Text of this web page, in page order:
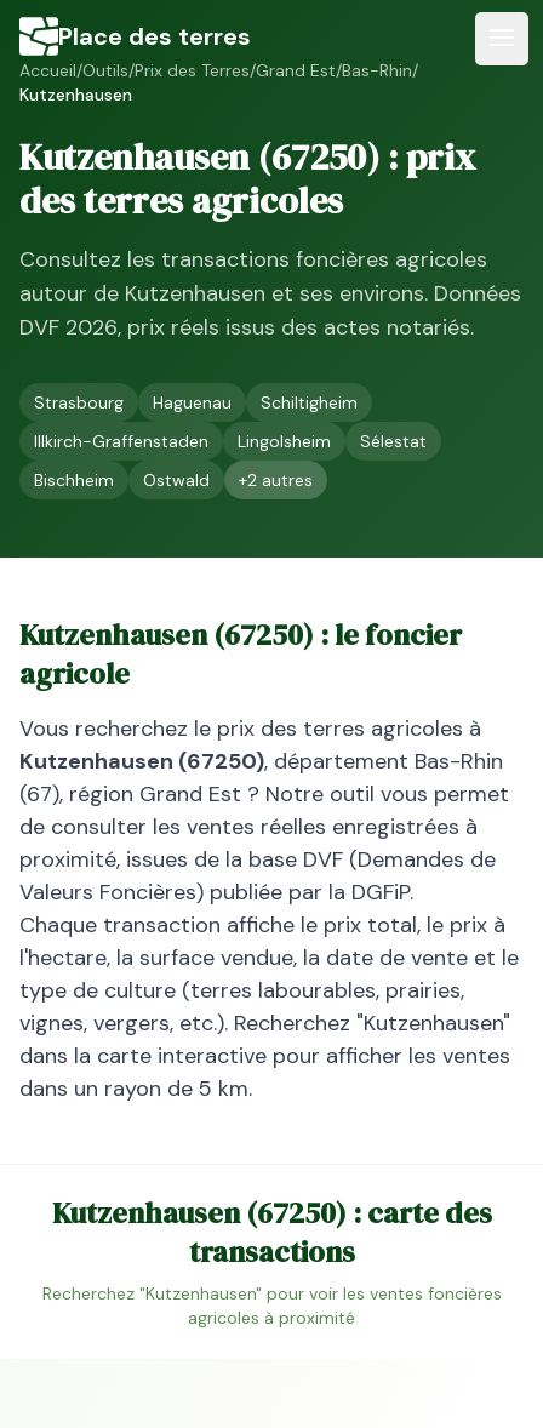
Place des terres
Accueil/Outils/Prix des Terres/Grand Est/Bas-Rhin/
Kutzenhausen
Kutzenhausen(67250) : prix
des terres agricoles
Consultez les transactions foncières agricoles
autour de Kutzenhausen et ses environs. Données
DVF 2026, prix réels issus des actes notariés.
Strasbourg Haguenau
Schiltigheim
Illkirch-Graffenstaden
Lingolsheim
Sélestat
Bischheim
Ostwald +2 autres
Kutzenhausen(67250) : le foncier
agricole
Vous recherchez le prix des terres agricoles à
Kutzenhausen (67250), département Bas-Rhin
(67), région Grand Est ? Notre outil vous permet
de consulter les ventes réelles enregistrées à
proximité, issues de la base DVF (Demandes de
Valeurs Foncières) publiée par la DGFiP.
Chaque transaction affiche le prix total, le prix à
l'hectare, la surface vendue, la date de vente et le
type de culture (terres labourables, prairies,
vignes, vergers, etc.). Recherchez "Kutzenhausen"
dans la carte interactive pour afficher les ventes
dans un rayon de 5 km.
Kutzenhausen(67250) : carte des
transactions
Recherchez "Kutzenhausen" pour voir les ventes foncières
agricoles à proximité